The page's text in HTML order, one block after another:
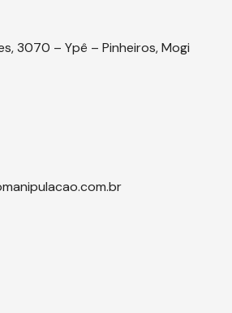
3070 – Ypê – Pinheiros, Mogi